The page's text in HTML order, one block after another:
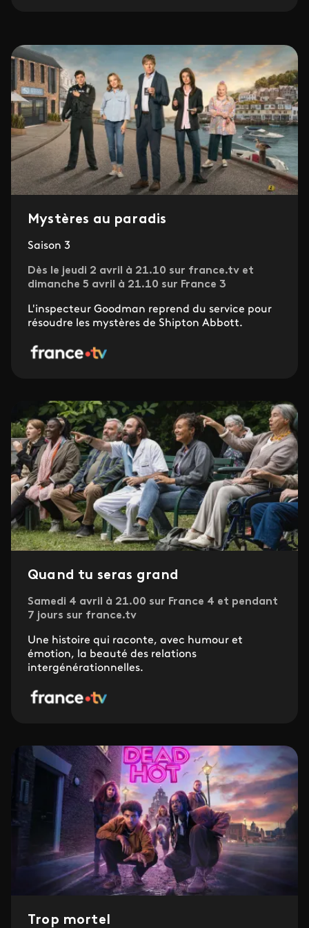
Mystères au paradis
Saison 3
Dès le jeudi 2 avril à 21.10 sur france.tv et
dimanche 5 avril à 21.10 sur France 3
L'inspecteur Goodman reprend du service pour
résoudre les mystères de Shipton Abbott.
Quand tu seras grand
Samedi 4 avril à 21.00 sur France 4 et pendant
7 jours sur france.tv
Une histoire qui raconte, avec humour et
émotion, la beauté des relations
intergénérationnelles.
Trop mortel